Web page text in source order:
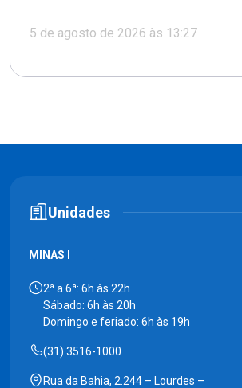
5 de agosto de 2026 às 13:27
Unidades
MINAS I
2ª a 6ª: 6h às 22h
Sábado: 6h às 20h
Domingo e feriado: 6h às 19h
(31) 3516-1000
Rua da Bahia, 2.244 – Lourdes –